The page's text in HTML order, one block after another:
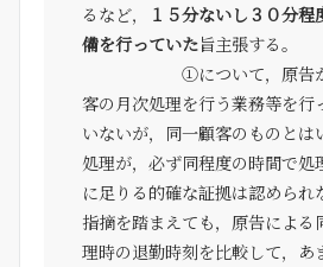
るなど，
１５分ないし３０分
備を行っていた旨主張する。
①について，原告が，
客の月次処理を行う業務等を行
いないが，同一顧客のものとは
処理が，必ず同程度の時間で処
に足りる的確な証拠は認められ
指摘を踏まえても，原告による
理時の退勤時刻を比較して，あ